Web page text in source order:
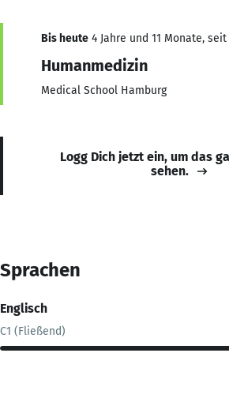
Bis heute 4 Jahre und 11 Monate, seit
Humanmedizin
Medical School Hamburg
Logg Dich jetzt ein, um das
sehen.
Sprachen
Englisch
C1 (Fließend)